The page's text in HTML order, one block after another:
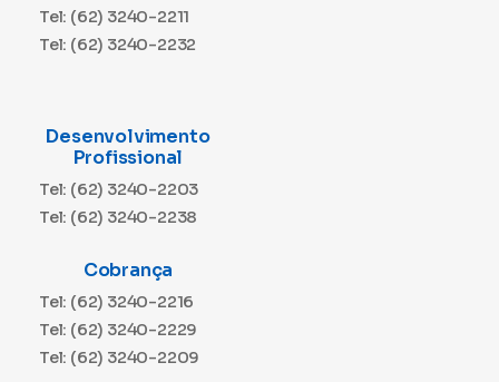
Tel: (62) 3240-2211
Tel: (62) 3240-2232
Desenvolvimento
Profissional
Tel: (62) 3240-2203
Tel: (62) 3240-2238
Cobrança
Tel: (62) 3240-2216
Tel: (62) 3240-2229
Tel: (62) 3240-2209